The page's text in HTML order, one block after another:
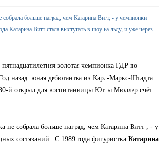
больше наград, чем Катарина Витт, - у чемпионки
Катарина Витт стала выступать в шоу на льду, и уже через
золотая чемпионка ГДР по
назад юная дебютантка из Карл-Маркс-Штадта
й открыл для воспитанницы Ютты Мюллер счёт
не собрала больше наград, чем Катарина Витт , - у
состязаний. С 1989 года фигуристка Катарина